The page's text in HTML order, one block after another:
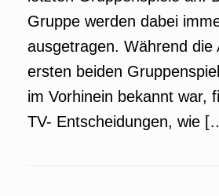
Gruppe werden dabei
ausgetragen. Während die
ersten beiden
im Vorhinein bekannt war,
TV- Entscheidungen, wie